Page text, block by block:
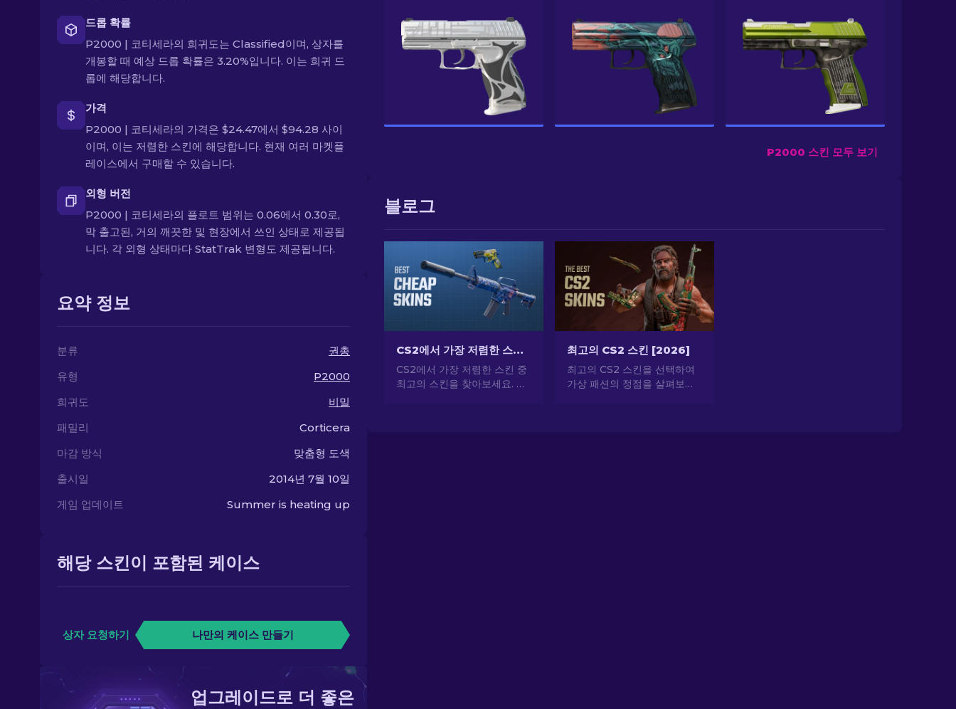
드롭 확률
P2000 | 코티세라의 희귀도는 Classified이며, 상자를
개봉할 때 예상 드롭 확률은 3.20%입니다. 이는 희귀 드
롭에 해당합니다.
가격
P2000 | 코티세라의 가격은 $24.47에서 $94.28 사이
이며, 이는 저렴한 스킨에 해당합니다. 현재 여러 마켓플
레이스에서 구매할 수 있습니다.
외형 버전
P2000 | 코티세라의 플로트 범위는 0.06에서 0.30로,
막 출고된, 거의 깨끗한 및 현장에서 쓰인 상태로 제공됩
니다. 각 외형 상태마다 StatTrak 변형도 제공됩니다.
요약 정보
분류
권총
유형
P2000
희귀도
비밀
패밀리
Corticera
마감 방식
맞춤형 도색
출시일
2014년 7월 10일
게임 업데이트
Summer is heating up
해당 스킨이 포함된 케이스
상자 요청하기 나만의 케이스 만들기
업그레이드로 더 좋은
P2000 스킨 모두 보기
블로그
CS2에서 가장 저렴한 스킨 [2026]
CS2에서 가장 저렴한 스킨 중
최고의 스킨을 찾아보세요. 전
최고의 CS2 스킨 [2026]
최고의 CS2 스킨을 선택하여
가상 패션의 정점을 살펴보세